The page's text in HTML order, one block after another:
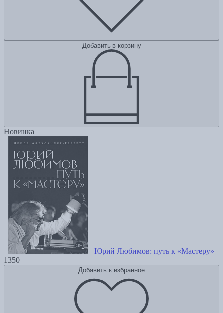
Добавить в корзину
Новинка
Юрий Любимов: путь к «Мастеру»
1350
Добавить в избранное